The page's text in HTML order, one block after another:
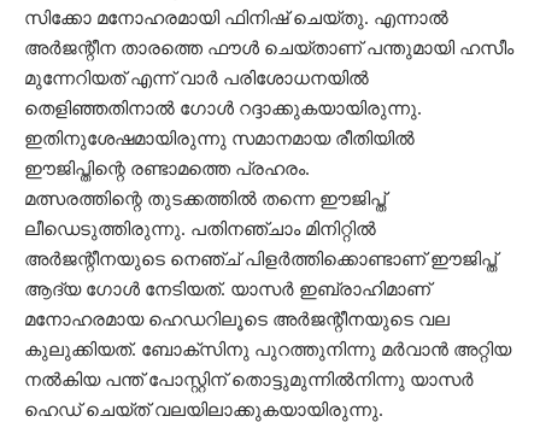
സിക്കോ മനോഹരമായി ഫിനിഷ് ചെയ്തു. എന്നാൽ
അർജന്റീന താരത്തെ ഫൗൾ ചെയ്താണ് പന്തുമായി ഹസീം
മുന്നേറിയത് എന്ന് വാർ പരിശോധനയിൽ
തെളിഞ്ഞതിനാൽ ഗോൾ റദ്ദാക്കുകയായിരുന്നു.
ഇതിനുശേഷമായിരുന്നു സമാനമായ രീതിയിൽ
ഈജിപ്തിന്റെ രണ്ടാമത്തെ പ്രഹരം.
മത്സരത്തിന്റെ തുടക്കത്തിൽ തന്നെ ഈജിപ്ത്
ലീഡെടുത്തിരുന്നു. പതിനഞ്ചാം മിനിറ്റിൽ
അർജന്റീനയുടെ നെഞ്ച് പിളർത്തിക്കൊണ്ടാണ് ഈജിപ്ത്
ആദ്യ ഗോൾ നേടിയത്. യാസർ ഇബ്രാഹിമാണ്
മനോഹരമായ ഹെഡറിലൂടെ അർജന്റീനയുടെ വല
കുലുക്കിയത്. ബോക്സിനു പുറത്തുനിന്നു മർവാൻ അറ്റിയ
നൽകിയ പന്ത് പോസ്റ്റിന് തൊട്ടുമുന്നിൽനിന്നു യാസർ
ഹെഡ് ചെയ്ത് വലയിലാക്കുകയായിരുന്നു.